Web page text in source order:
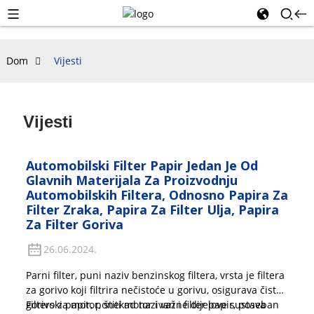
Dom Vijesti
Vijesti
Automobilski Filter Papir Jedan Je Od
Glavnih Materijala Za Proizvodnju
Automobilskih Filtera, Odnosno Papira Za
Filter Zraka, Papira Za Filter Ulja, Papira
Za Filter Goriva
26.06.2024.
Parni filter, puni naziv benzinskog filtera, vrsta je filtera
za gorivo koji filtrira nečistoće u gorivu, osigurava čisto
gorivo za motor, štiti motor i važne dijelove sustava
Filterski papir, ponekad nazivan i filter papir, poseban